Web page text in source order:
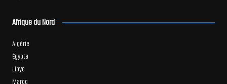
Afrique du Nord
Algérie
Égypte
Libye
Maroc